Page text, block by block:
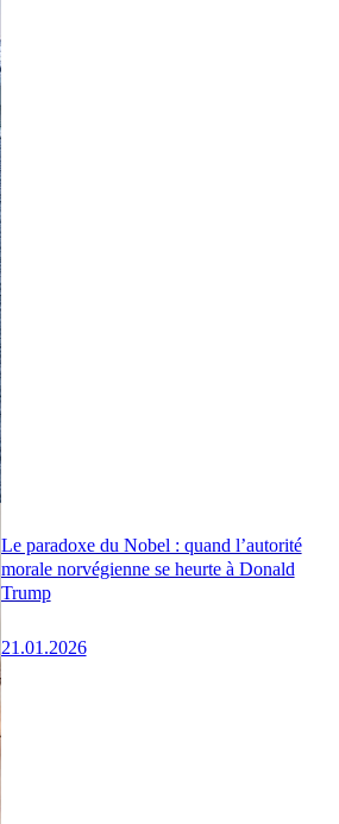
Le paradoxe du Nobel : quand l’autorité
morale norvégienne se heurte à Donald
Trump
21.01.2026